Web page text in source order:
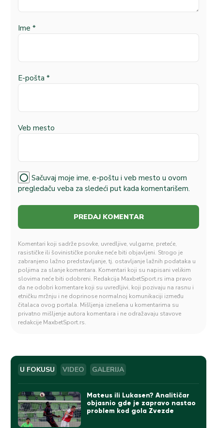
Ime *
E-pošta *
Veb mesto
Sačuvaj moje ime, e-poštu i veb mesto u ovom
pregledaču veba za sledeći put kada komentarišem.
Komentari koji sadrže psovke, uvredljive, vulgarne, preteće,
rasističke ili šovinističke poruke neće biti objavljeni. Strogo je
zabranjeno lažno predstavljanje, tj. ostavljanje lažnih podataka u
poljima za slanje komentara. Komentari koji su napisani velikim
slovima neće biti odobreni. Redakcija MaxbetSport.rs ima pravo
da ne odobri komentare koji su uvredljivi, koji pozivaju na rasnu i
etničku mržnju i ne doprinose normalnoj komunikaciji između
čitalaca ovog portala. Mišljenja iznešena u komentarima su
privatno mišljenje autora komentara i ne odražavaju stavove
redakcije MaxbetSport.rs.
U FOKUSU VIDEO GALERIJA
Mateus ili Lukasen? Analitičar
objasnio gde je zapravo nastao
problem kod gola Zvezde